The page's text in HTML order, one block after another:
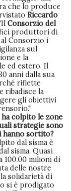
che lo produce
Riccardo
Consorzio del
produttori di
Consorzio i
sul
e la
ed estero. Il
anni dalla sua
riflette
ribadisce la
gli obiettivi
colpito le zone
strategie sono
hanno sortito?
dal sisma è
sisma. Quasi
100.00 milioni di
delle nostre
solidarietà di
si è prodigato